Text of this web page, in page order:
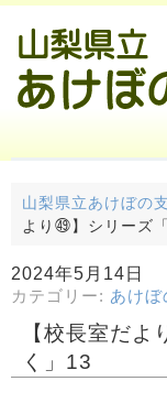
山梨県立あけぼの
より㊾】シリーズ
2024年5月14日
カテゴリー: あけぼ
【校長室だ
く」13